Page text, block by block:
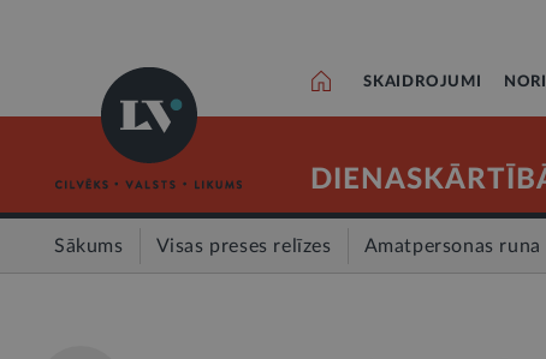
SKAIDROJUMI
Sākums Visas preses relīzes Amatpersonas runa